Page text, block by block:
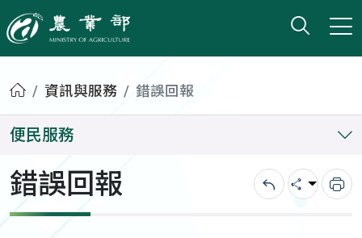
農業部
打開
小版
首頁資訊與服務 錯誤回報
便民服務
錯誤回報 回上一頁
分享 列